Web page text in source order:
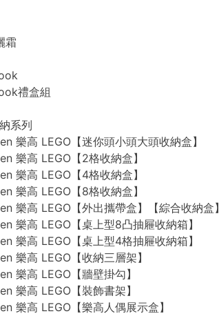
霜
禮盒組
系列
樂高 LEGO【迷你頭小頭大頭收納盒】
樂高 LEGO【2格收納盒】
樂高 LEGO【4格收納盒】
樂高 LEGO【8格收納盒】
樂高 LEGO【外出攜帶盒】【綜合收納盒】
樂高 LEGO【桌上型8凸抽屜收納箱】
樂高 LEGO【桌上型4格抽屜收納箱】
樂高 LEGO【收納三層架】
樂高 LEGO【牆壁掛勾】
樂高 LEGO【裝飾書架】
樂高 LEGO【樂高人偶展示盒】